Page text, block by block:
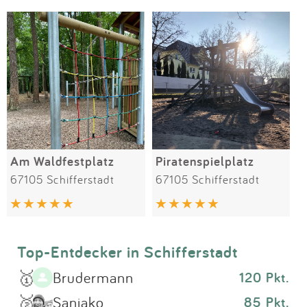
Anmelden
SPIELGERÄTE
Am Waldfestplatz
67105 Schifferstadt
Piratenspielplatz
67105 Schifferstadt
Top-Entdecker in Schifferstadt
🥇 Brudermann 120 Pkt.
Sanjako 85 Pkt.